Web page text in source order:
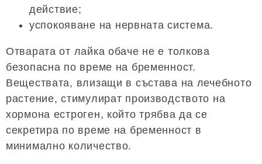
действие;
успокояване на нервната система.
Отварата от лайка обаче не е толкова
безопасна по време на бременност.
Веществата, влизащи в състава на лечебното
растение, стимулират производството на
хормона естроген, който трябва да се
секретира по време на бременност в
минимално количество.